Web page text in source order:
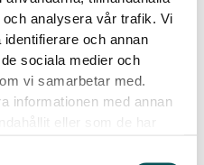
analysera vår trafik. Vi
och annan
sociala medier och
vi samarbetar med.
informationen med annan
eller som de har